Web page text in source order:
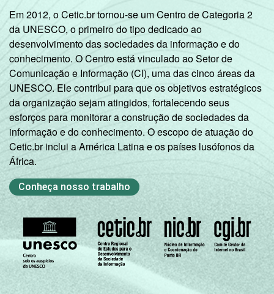
Em 2012, o Cetic.br tornou-se um Centro de Categoria 2
da UNESCO, o primeiro do tipo dedicado ao
desenvolvimento das sociedades da informação e do
conhecimento. O Centro está vinculado ao Setor de
Comunicação e Informação (CI), uma das cinco áreas da
UNESCO. Ele contribui para que os objetivos estratégicos
da organização sejam atingidos, fortalecendo seus
esforços para monitorar a construção de sociedades da
informação e do conhecimento. O escopo de atuação do
Cetic.br inclui a América Latina e os países lusófonos da
África.
Conheça nosso trabalho